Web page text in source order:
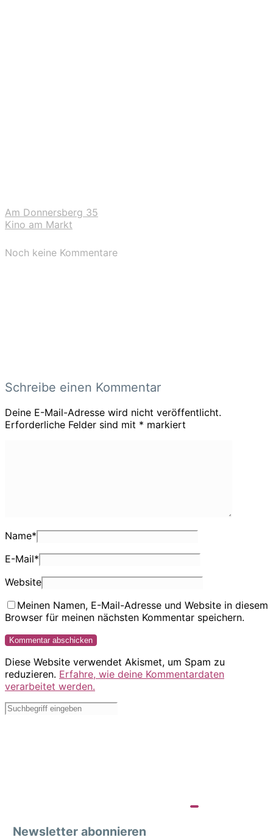
Am Donnersberg 35
Kino am Markt
Noch keine Kommentare
Schreibe einen Kommentar
Deine E-Mail-Adresse wird nicht veröffentlicht.
Erforderliche Felder sind mit * markiert
Name*
E-Mail*
Website
Meinen Namen, E-Mail-Adresse und Website in diesem
Browser für meinen nächsten Kommentar speichern.
Diese Website verwendet Akismet, um Spam zu
reduzieren. Erfahre, wie deine Kommentardaten
verarbeitet werden.
Newsletter abonnieren